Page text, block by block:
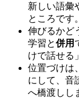
新しい語彙
ところです。
伸びるかど
学習と併用
けで話せる
位置づけは
にして、音
へ橋渡しし